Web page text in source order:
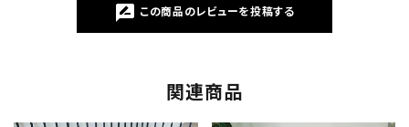
rate_review この商品のレビューを投稿する
関連商品